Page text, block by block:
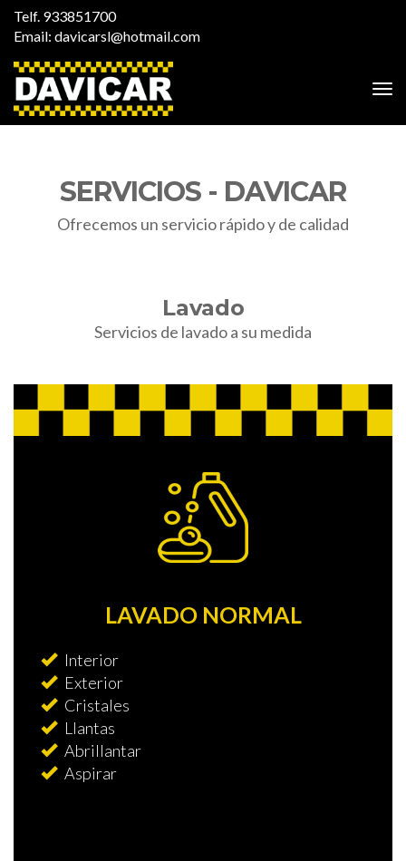
Telf. 933851700
Email: davicarsl@hotmail.com
SERVICIOS - DAVICAR
Ofrecemos un servicio rápido y de calidad
Lavado
Servicios de lavado a su medida
LAVADO NORMAL
Interior
Exterior
Cristales
Llantas
Abrillantar
Aspirar